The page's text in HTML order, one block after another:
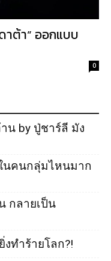
าต้า” ออกแบบ
0
น by ปู่ชาร์ลี มัง
นคนกลุ่มไหนมาก
กลายเป็น
งทำร้ายโลก?!